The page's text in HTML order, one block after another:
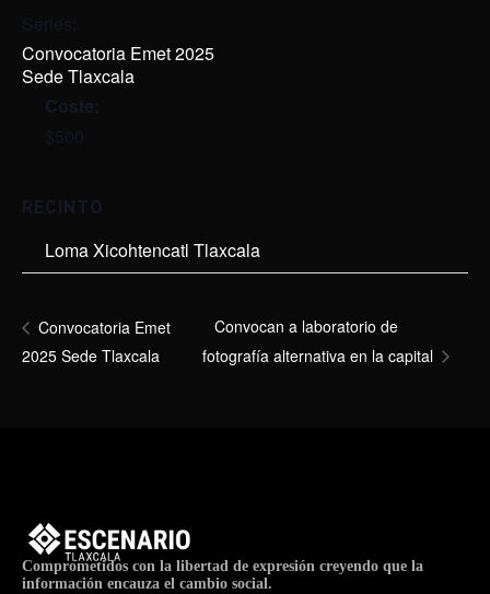
Series:
Convocatoria Emet 2025
Sede Tlaxcala
Coste:
$500
RECINTO
Loma Xicohtencatl Tlaxcala
Convocatoria Emet
2025 Sede Tlaxcala
Convocan a laboratorio de
fotografía alternativa en la capital
Comprometidos con la libertad de expresión creyendo que la
información encauza el cambio social.